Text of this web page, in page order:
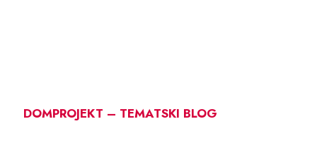
DOMPROJEKT – TEMATSKI BLOG